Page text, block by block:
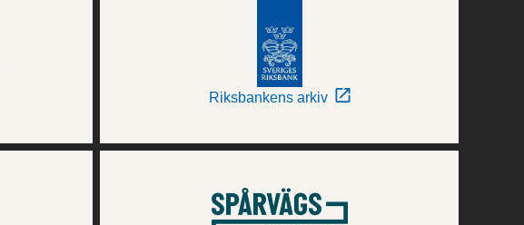
Riksbankens arkiv